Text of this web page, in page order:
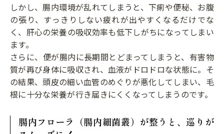
しかし、腸内環境が乱れてしまうと、下痢や便秘、お腹
の張り、すっきりしない疲れが出やすくなるだけでな
く、肝心の栄養の吸収効率も低下しがちになってしまい
ます。
さらに、便が腸内に長期間とどまってしまうと、有害物
質が再び身体に吸収され、血液がドロドロな状態に。そ
の結果、頭皮の細い血管のめぐりが悪化してしまい、毛
根に十分な栄養が行き届きにくくなってしまうのです。
腸内フローラ（腸内細菌叢）が整うと、巡りが